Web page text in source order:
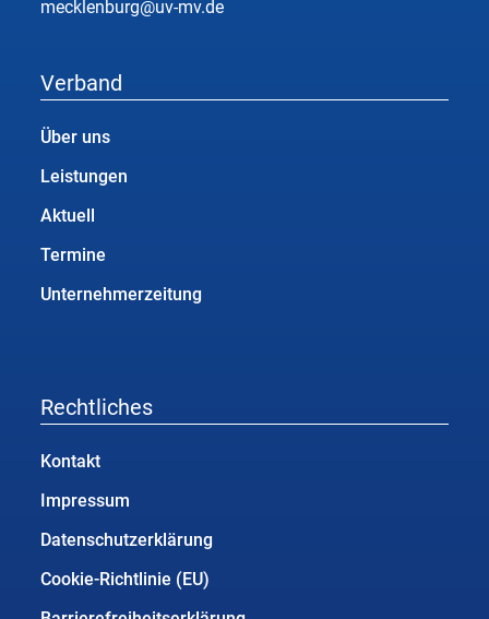
mecklenburg@uv-mv.de
Verband
Über uns
Leistungen
Aktuell
Termine
Unternehmerzeitung
Rechtliches
Kontakt
Impressum
Datenschutzerklärung
Cookie-Richtlinie (EU)